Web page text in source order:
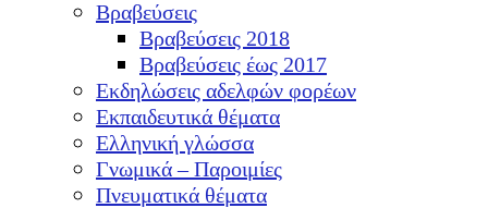
Βραβεύσεις
Βραβεύσεις 2018
Βραβεύσεις έως 2017
Εκδηλώσεις αδελφών φορέων
Εκπαιδευτικά θέματα
Ελληνική γλώσσα
Γνωμικά – Παροιμίες
Πνευματικά θέματα